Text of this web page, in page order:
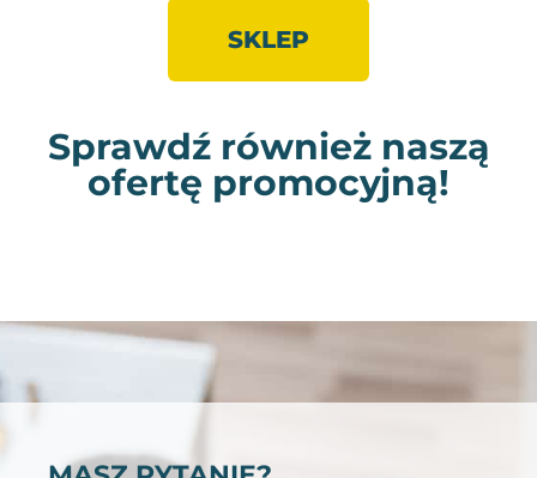
SKLEP
Sprawdź również naszą
ofertę promocyjną!